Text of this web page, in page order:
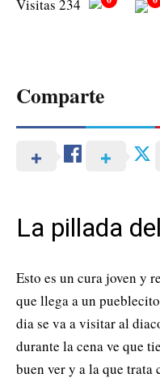
Visitas 234
Comparte
La pillada
Esto es un cura joven y
que llega a un
dia se va a visitar al
durante la cena ve que
buen ver y a la que